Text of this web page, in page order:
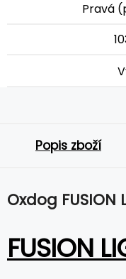
Pravá
Popis zboží
Oxdog FUSION
FUSION